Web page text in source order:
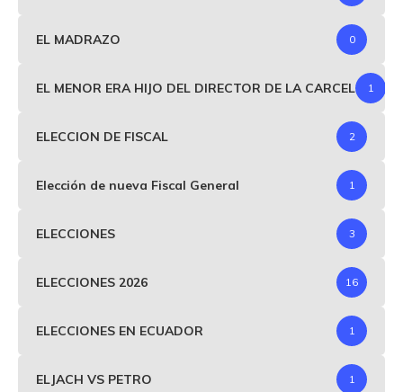
EL MADRAZO 0
EL MENOR ERA HIJO DEL DIRECTOR DE LA CARCEL 1
ELECCION DE FISCAL 2
Elección de nueva Fiscal General 1
ELECCIONES 3
ELECCIONES 2026 16
ELECCIONES EN ECUADOR 1
ELJACH VS PETRO 1